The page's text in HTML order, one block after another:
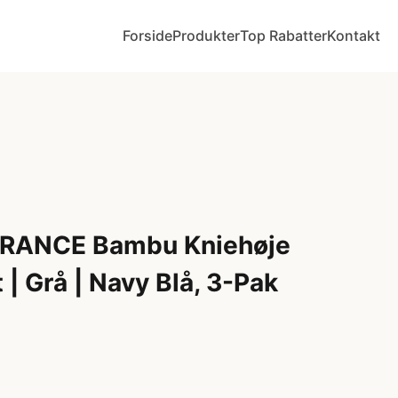
ForsideProdukterTop RabatterKontakt
Bambu Kniehøje
Grå | Navy Blå, 3-Pak